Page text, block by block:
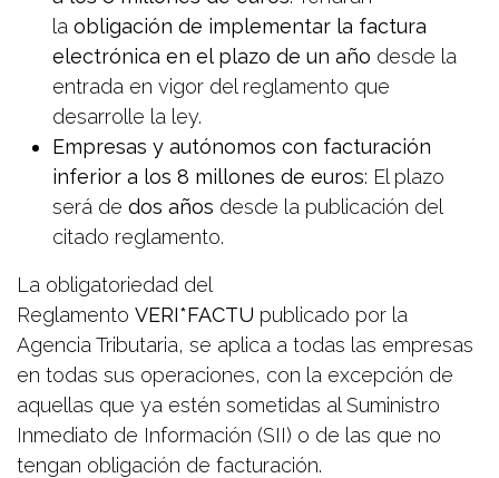
la obligación de implementar la factura
electrónica en el plazo de un año desde la
entrada en vigor del reglamento que
desarrolle la ley.
Empresas y autónomos con facturación
inferior a los 8 millones de euros: El plazo
será de dos años desde la publicación del
citado reglamento.
La obligatoriedad del
Reglamento VERI*FACTU publicado por la
Agencia Tributaria, se aplica a todas las empresas
en todas sus operaciones, con la excepción de
aquellas que ya estén sometidas al Suministro
Inmediato de Información (SII) o de las que no
tengan obligación de facturación.